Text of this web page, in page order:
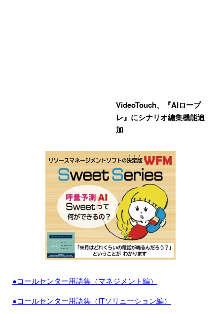
VideoTouch、『AIロープ
レ』にシナリオ編集機能追
加
●コールセンター用語集（マネジメント編）
●コールセンター用語集（ITソリューション編）